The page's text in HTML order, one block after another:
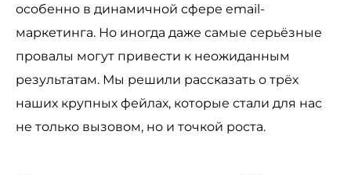
особенно в динамичной сфере email-
маркетинга. Но иногда даже самые серьёзные
провалы могут привести к неожиданным
результатам. Мы решили рассказать о трёх
наших крупных фейлах, которые стали для нас
не только вызовом, но и точкой роста.